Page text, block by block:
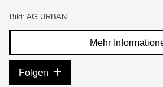
Bild: AG.URBAN
Mehr
Folgen